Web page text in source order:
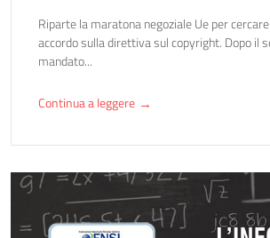
Riparte la maratona negoziale Ue per
accordo sulla direttiva sul copyright. Dopo il
mandato...
Continua a leggere →